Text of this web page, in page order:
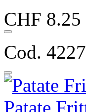
CHF 8.25
Cod. 4227